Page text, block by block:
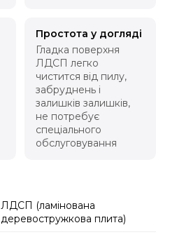
Простота у догляді
Гладка поверхня
ЛДСП легко
чистится від пилу,
забруднень і
залишків залишків,
не потребує
спеціального
обслуговування
ЛДСП (ламінована
деревостружкова плита)